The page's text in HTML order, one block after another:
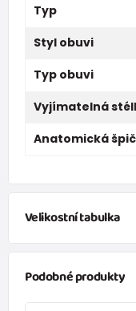
Typ
Styl obuvi
Typ obuvi
Vyjímatelná
Anatomická
Velikostní tabulka
Tabulka velikostí
(Doporučená délka
Podobné produkty